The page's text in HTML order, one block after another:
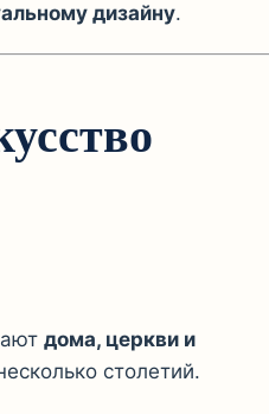
дизайну.
дома, церкви и
столетий.